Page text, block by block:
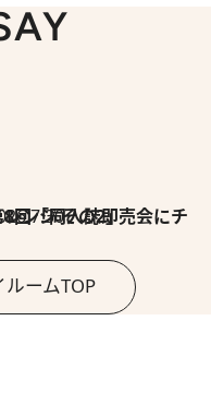
「同人誌即売会にチャレンジ その2」
ームTOP